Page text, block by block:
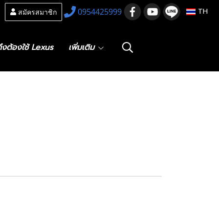
สมัครสมาชิก 0954425999 TH
งต้องใช้ Lexus เพิ่มเติม